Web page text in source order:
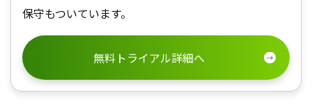
保守もついています。
無料トライアル詳細へ